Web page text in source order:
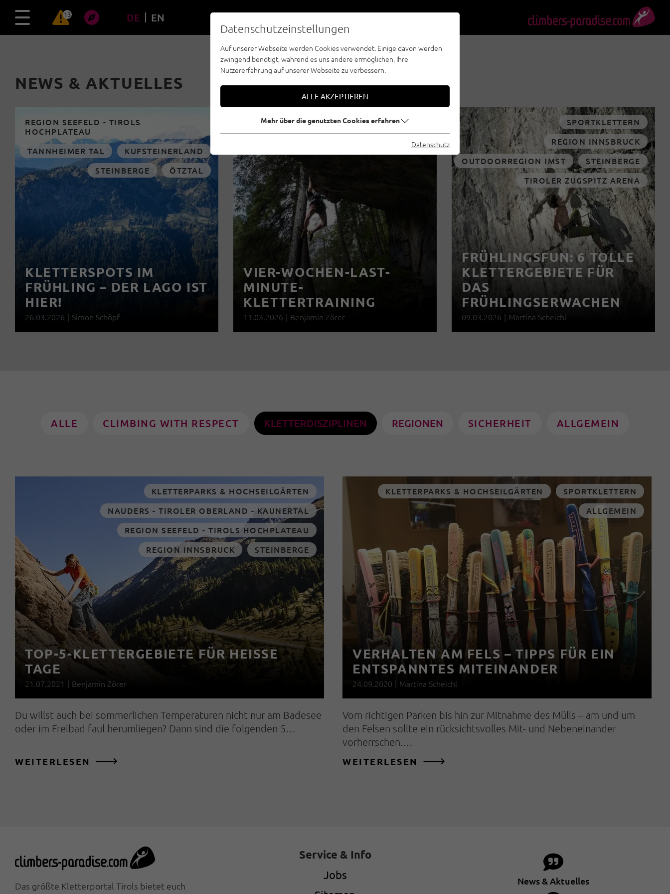
13 DE EN
NEWS & AKTUELLES
REGION SEEFELD - TIROLS
HOCHPLATEAU
TANNHEIMER TAL
KUFSTEINERLAND
STEINBERGE
ÖTZTAL
KLETTERSPOTS IM
FRÜHLING – DER LAGO IST
HIER!
26.03.2026 | Simon Schöpf
BOULDERN SPORTKLETTERN
VIER-WOCHEN-LAST-
MINUTE-
KLETTERTRAINING
11.03.2026 | Benjamin Zörer
SPORTKLETTERN
REGION INNSBRUCK
OUTDOORREGION IMST
STEINBERGE
TIROLER ZUGSPITZ ARENA
FRÜHLINGSFUN: 6 TOLLE
KLETTERGEBIETE FÜR
DAS
FRÜHLINGSERWACHEN
09.03.2026 | Martina Scheichl
ALLE CLIMBING WITH RESPECT KLETTERDISZIPLINEN REGIONEN SICHERHEIT ALLGEMEIN
KLETTERPARKS & HOCHSEILGÄRTEN
NAUDERS - TIROLER OBERLAND - KAUNERTAL
REGION SEEFELD - TIROLS HOCHPLATEAU
REGION INNSBRUCK
STEINBERGE
TOP-5-KLETTERGEBIETE FÜR HEISSE T
AGE
21.07.2021 | Benjamin Zörer
Du willst auch bei sommerlichen Temperaturen nicht nur am Badesee
oder im Freibad faul herumliegen? Dann sind die folgenden 5…
WEITERLESEN
KLETTERPARKS & HOCHSEILGÄRTEN
SPORTKLETTERN
ALLGEMEIN
VERHALTEN AM FELS – TIPPS FÜR EIN
ENTSPANNTES MITEINANDER
24.09.2020 | Martina Scheichl
Vom richtigen Parken bis hin zur Mitnahme des Mülls – am und um
den Felsen sollte ein rücksichtsvolles Mit- und Nebeneinander
vorherrschen.…
WEITERLESEN
Das größte Kletterportal Tirols bietet euch
Service & Info
Jobs
News & Aktuelles
Datenschutzeinstellungen
Auf unserer Webseite werden Cookies verwendet. Einige davon werden
zwingend benötigt, während es uns andere ermöglichen, Ihre
Nutzererfahrung auf unserer Webseite zu verbessern.
ALLE AKZEPTIEREN
Mehr über die genutzten Cookies erfahren
Datenschutz